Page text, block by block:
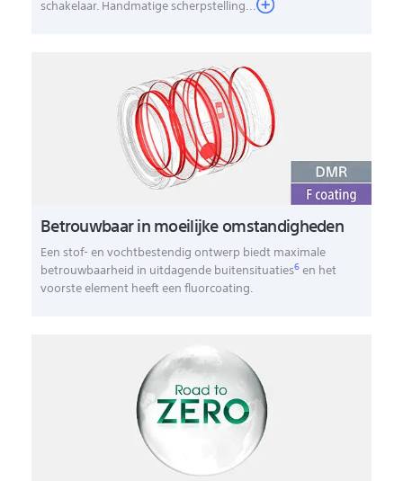
schakelaar. Handmatige scherpstelling...
Betrouwbaar in moeilijke omstandigheden
Een stof- en vochtbestendig ontwerp biedt maximale
betrouwbaarheid in uitdagende buitensituaties6en het
voorste element heeft een fluorcoating.